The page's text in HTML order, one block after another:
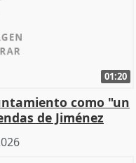
01:20
como "un
de Jiménez